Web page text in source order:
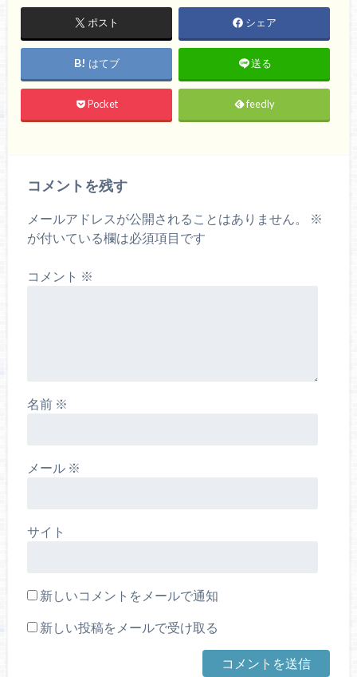
ポスト シェア
はてブ 送る
Pocket feedly
コメントを残す
メールアドレスが公開されることはありません。
※
が付いている欄は必須項目です
コメント ※
名前 ※
メール ※
サイト
新しいコメントをメールで通知
新しい投稿をメールで受け取る